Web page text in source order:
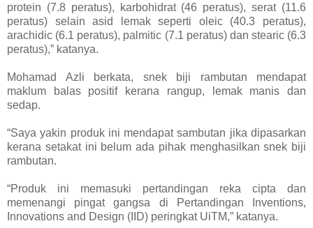
protein (7.8 peratus), karbohidrat (46 peratus), serat (11.6
peratus) selain asid lemak seperti oleic (40.3 peratus),
arachidic (6.1 peratus), palmitic (7.1 peratus) dan stearic (6.3
peratus),” katanya.
Mohamad Azli berkata, snek biji rambutan mendapat
maklum balas positif kerana rangup, lemak manis dan
sedap.
“Saya yakin produk ini mendapat sambutan jika dipasarkan
kerana setakat ini belum ada pihak menghasil­kan snek biji
rambutan.
“Produk ini memasuki pertandingan reka cipta dan
memenangi pingat gangsa di Pertandingan Inventions,
Innovations and Design (IID) peringkat UiTM,” katanya.